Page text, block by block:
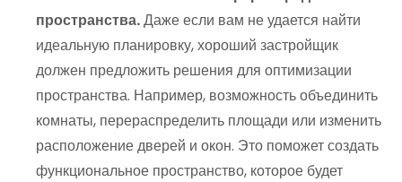
пространства.Даже если вам не удается найти
идеальную планировку, хороший застройщик
должен предложить решения для оптимизации
пространства. Например, возможность объединить
комнаты, перераспределить площади или изменить
расположение дверей и окон. Это поможет создать
функциональное пространство, которое будет